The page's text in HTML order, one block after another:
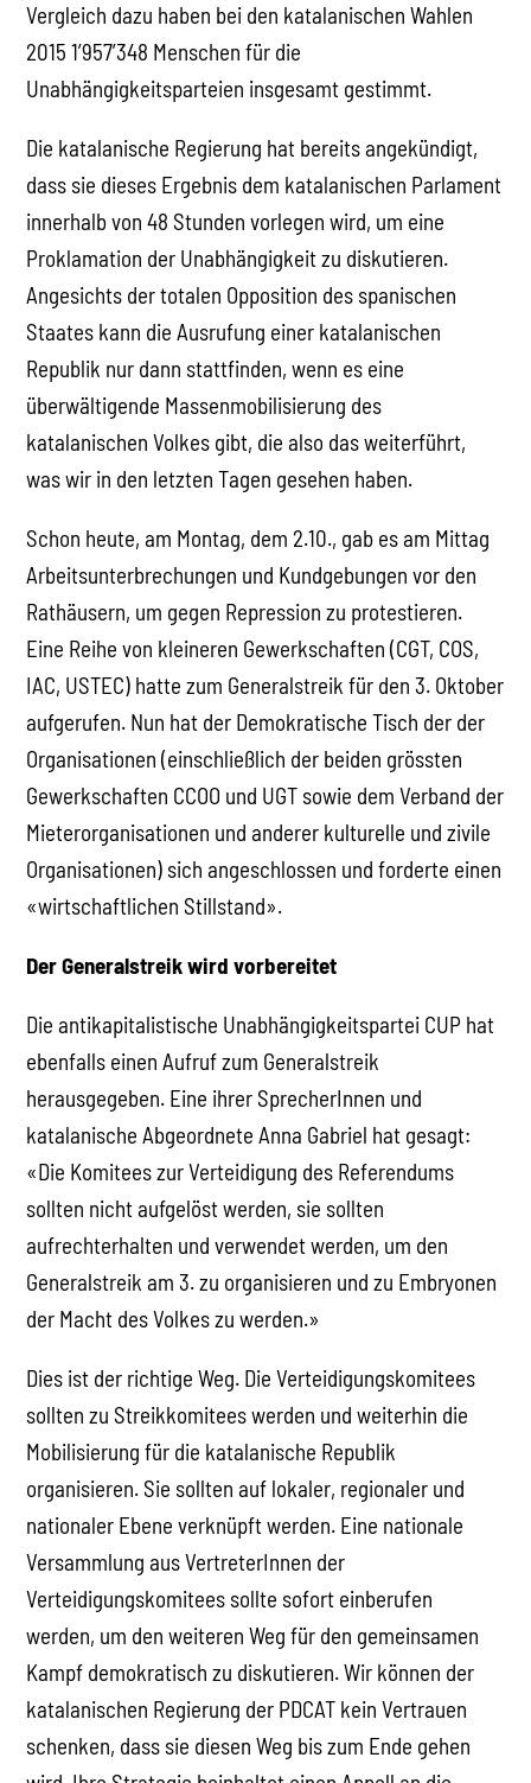
Vergleich dazu haben bei den katalanischen Wahlen
2015 1’957’348 Menschen für die
Unabhängigkeitsparteien insgesamt gestimmt.
Die katalanische Regierung hat bereits angekündigt,
dass sie dieses Ergebnis dem katalanischen Parlament
innerhalb von 48 Stunden vorlegen wird, um eine
Proklamation der Unabhängigkeit zu diskutieren.
Angesichts der totalen Opposition des spanischen
Staates kann die Ausrufung einer katalanischen
Republik nur dann stattfinden, wenn es eine
überwältigende Massenmobilisierung des
katalanischen Volkes gibt, die also das weiterführt,
was wir in den letzten Tagen gesehen haben.
Schon heute, am Montag, dem 2.10., gab es am Mittag
Arbeitsunterbrechungen und Kundgebungen vor den
Rathäusern, um gegen Repression zu protestieren.
Eine Reihe von kleineren Gewerkschaften (CGT, COS,
IAC, USTEC) hatte zum Generalstreik für den 3. Oktober
aufgerufen. Nun hat der Demokratische Tisch der der
Organisationen (einschließlich der beiden grössten
Gewerkschaften CCOO und UGT sowie dem Verband der
Mieterorganisationen und anderer kulturelle und zivile
Organisationen) sich angeschlossen und forderte einen
«wirtschaftlichen Stillstand».
Der Generalstreik wird vorbereitet
Die antikapitalistische Unabhängigkeitspartei CUP hat
ebenfalls einen Aufruf zum Generalstreik
herausgegeben. Eine ihrer SprecherInnen und
katalanische Abgeordnete Anna Gabriel hat gesagt:
«Die Komitees zur Verteidigung des Referendums
sollten nicht aufgelöst werden, sie sollten
aufrechterhalten und verwendet werden, um den
Generalstreik am 3. zu organisieren und zu Embryonen
der Macht des Volkes zu werden.»
Dies ist der richtige Weg. Die Verteidigungskomitees
sollten zu Streikkomitees werden und weiterhin die
Mobilisierung für die katalanische Republik
organisieren. Sie sollten auf lokaler, regionaler und
nationaler Ebene verknüpft werden. Eine nationale
Versammlung aus VertreterInnen der
Verteidigungskomitees sollte sofort einberufen
werden, um den weiteren Weg für den gemeinsamen
Kampf demokratisch zu diskutieren. Wir können der
katalanischen Regierung der PDCAT kein Vertrauen
schenken, dass sie diesen Weg bis zum Ende gehen